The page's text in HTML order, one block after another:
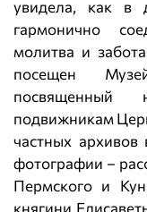
увидела, как в
гармонично
молитва и
посещен
посвященный
подвижникам
частных
фотографии –
Пермского и
княгини